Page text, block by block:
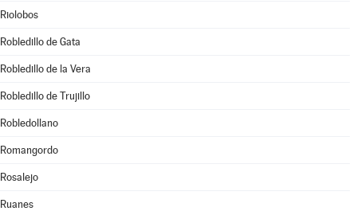
Riolobos
Robledillo de Gata
Robledillo de la Vera
Robledillo de Trujillo
Robledollano
Romangordo
Rosalejo
Ruanes